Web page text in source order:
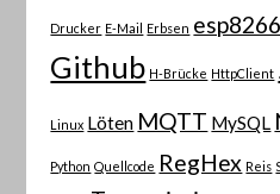
Drucker E-Mail Erbsen esp8266
Github H-Brücke HttpClient
Linux Löten MQTT MySQL
Python Quellcode RegHex Reis